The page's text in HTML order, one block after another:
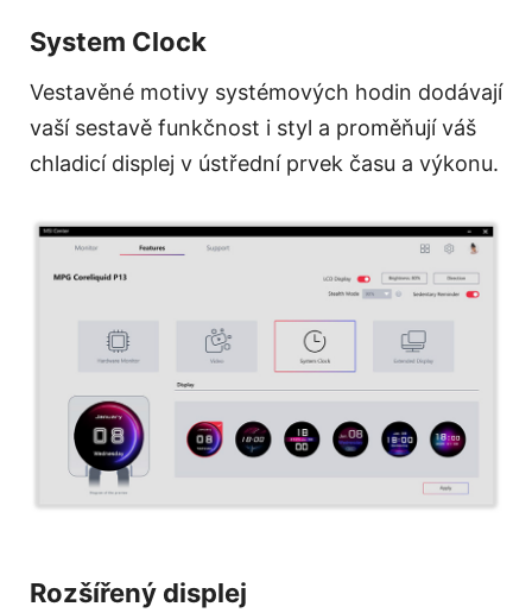
System Clock
Vestavěné motivy systémových hodin dodávají
vaší sestavě funkčnost i styl a proměňují váš
chladicí displej v ústřední prvek času a výkonu.
Rozšířený displej